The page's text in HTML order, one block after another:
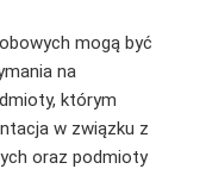
mogą być
na
którym
w związku z
oraz podmioty